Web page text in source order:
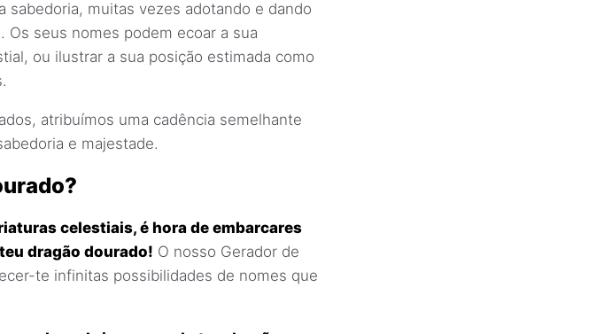
sabedoria, muitas vezes adotando e dando
seus nomes podem ecoar a sua
ou ilustrar a sua posição estimada como
atribuímos uma cadência semelhante
e majestade.
celestiais, é hora de embarcares
dragão dourado! O nosso Gerador de
te infinitas possibilidades de nomes que